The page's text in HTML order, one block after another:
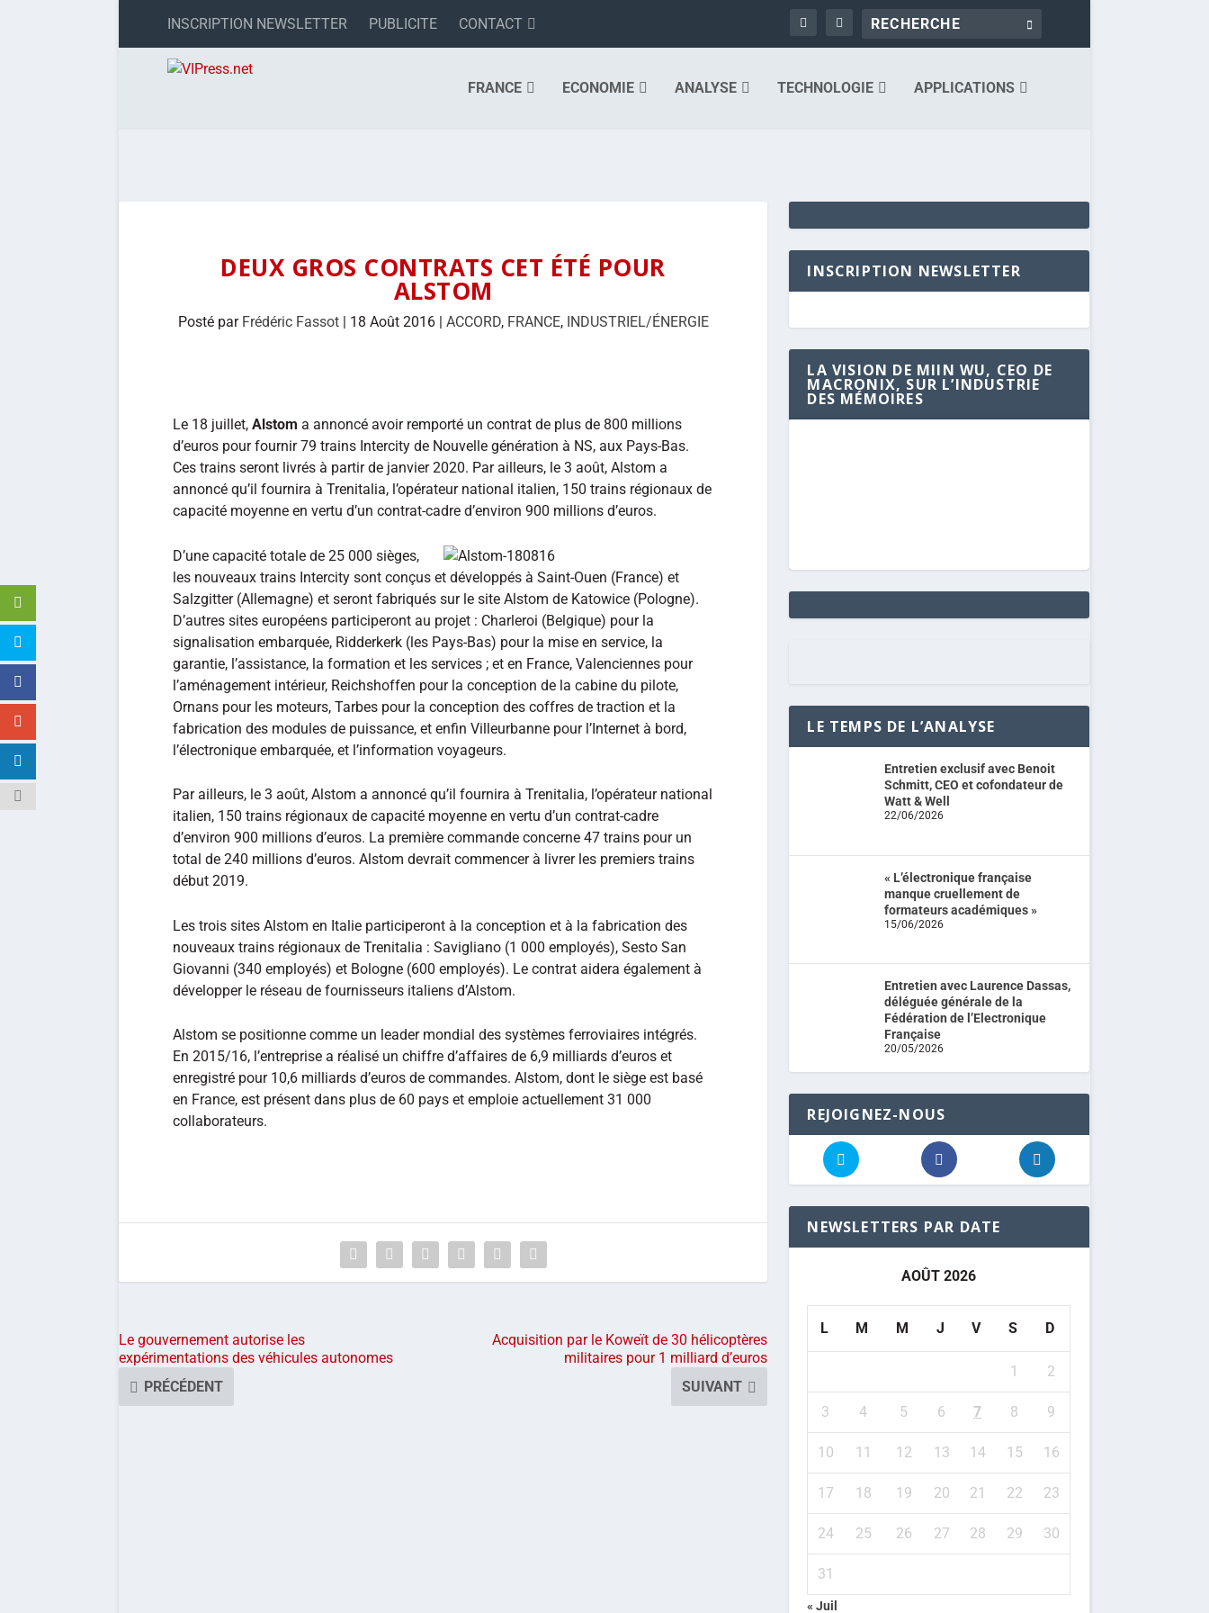
INSCRIPTION NEWSLETTER PUBLICITE CONTACT
FRANCE ECONOMIE ANALYSE TECHNOLOGIE APPLICATIONS
DEUX GROS CONTRATS CET ÉTÉ POUR
ALSTOM
Posté par Frédéric Fassot| 18 Août 2016| ACCORD, FRANCE, INDUSTRIEL/ÉNERGIE
Le 18 juillet, Alstom a annoncé avoir remporté un contrat de plus de 800 millions
d’euros pour fournir 79 trains Intercity de Nouvelle génération à NS, aux Pays-Bas.
Ces trains seront livrés à partir de janvier 2020. Par ailleurs, le 3 août, Alstom a
annoncé qu’il fournira à Trenitalia, l’opérateur national italien, 150 trains régionaux de
capacité moyenne en vertu d’un contrat-cadre d’environ 900 millions d’euros.
D’une capacité totale de 25 000 sièges,
les nouveaux trains Intercity sont conçus et développés à Saint-Ouen (France) et
Salzgitter (Allemagne) et seront fabriqués sur le site Alstom de Katowice (Pologne).
D’autres sites européens participeront au projet : Charleroi (Belgique) pour la
signalisation embarquée, Ridderkerk (les Pays-Bas) pour la mise en service, la
garantie, l’assistance, la formation et les services ; et en France, Valenciennes pour
l’aménagement intérieur, Reichshoffen pour la conception de la cabine du pilote,
Ornans pour les moteurs, Tarbes pour la conception des coffres de traction et la
fabrication des modules de puissance, et enfin Villeurbanne pour l’Internet à bord,
l’électronique embarquée, et l’information voyageurs.
Par ailleurs, le 3 août, Alstom a annoncé qu’il fournira à Trenitalia, l’opérateur national
italien, 150 trains régionaux de capacité moyenne en vertu d’un contrat-cadre
d’environ 900 millions d’euros. La première commande concerne 47 trains pour un
total de 240 millions d’euros. Alstom devrait commencer à livrer les premiers trains
début 2019.
Les trois sites Alstom en Italie participeront à la conception et à la fabrication des
nouveaux trains régionaux de Trenitalia : Savigliano (1 000 employés), Sesto San
Giovanni (340 employés) et Bologne (600 employés). Le contrat aidera également à
développer le réseau de fournisseurs italiens d’Alstom.
Alstom se positionne comme un leader mondial des systèmes ferroviaires intégrés.
En 2015/16, l’entreprise a réalisé un chiffre d’affaires de 6,9 milliards d’euros et
enregistré pour 10,6 milliards d’euros de commandes. Alstom, dont le siège est basé
en France, est présent dans plus de 60 pays et emploie actuellement 31 000
collaborateurs.
Le gouvernement autorise les
expérimentations des véhicules autonomes
PRÉCÉDENT
Acquisition par le Koweït de 30 hélicoptères
militaires pour 1 milliard d’euros
SUIVANT
INSCRIPTION NEWSLETTER
LA VISION DE MIIN WU, CEO DE
MACRONIX, SUR L’INDUSTRIE
DES MÉMOIRES
LE TEMPS DE L’ANALYSE
Entretien exclusif avec Benoit
Schmitt, CEO et cofondateur de
Watt & Well
22/06/2026
« L’électronique française
manque cruellement de
formateurs académiques »
15/06/2026
Entretien avec Laurence Dassas,
déléguée générale de la
Fédération de l’Electronique
Française
20/05/2026
REJOIGNEZ-NOUS
NEWSLETTERS PAR DATE
AOÛT 2026
L M M J V S D
1 2
3 4 5 6 7 8 9
10 11 12 13 14 15 16
17 18 19 20 21 22 23
24 25 26 27 28 29 30
31
« Juil